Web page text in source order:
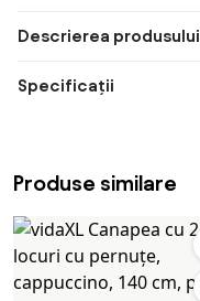
Descrierea produsului
Specificații
Produse similare